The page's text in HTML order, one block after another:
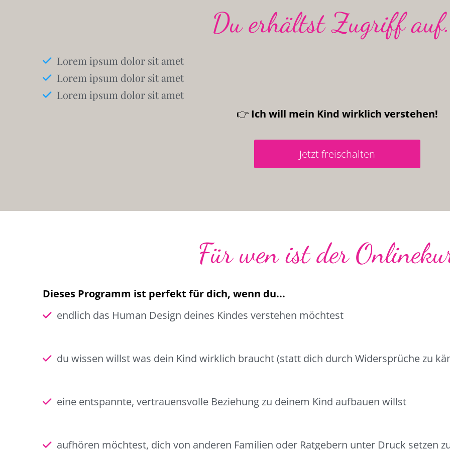
Du erhältst Zugriff
Lorem ipsum dolor sit amet
Lorem ipsum dolor sit amet
Lorem ipsum dolor sit amet
👉 Ich will mein Kind wirklich verstehen!
Jetzt freischalten
Für wen ist der
Dieses Programm ist perfekt für dich, wenn du...
endlich das Human Design deines Kindes verstehen möchtest
du wissen willst was dein Kind wirklich braucht (statt dich durch Widersprüche zu
eine entspannte, vertrauensvolle Beziehung zu deinem Kind aufbauen willst
aufhören möchtest, dich von anderen Familien oder Ratgebern unter Druck setzen